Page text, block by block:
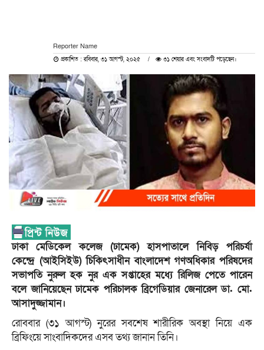
Reporter Name
প্রকাশিত : রবিবার, ৩১ আগস্ট, ২০২৫ ৩১ শেয়ার এবং সংবাদটি পড়েছেন।
ঢাকা মেডিকেল কলেজ (ঢামেক) হাসপাতালে নিবিড় পরিচর্যা
কেন্দ্রে (আইসিইউ) চিকিৎসাধীন বাংলাদেশ গণঅধিকার পরিষদের
সভাপতি নুরুল হক নুর এক সপ্তাহের মধ্যে রিলিজ পেতে পারেন
বলে জানিয়েছেন ঢামেক পরিচালক ব্রিগেডিয়ার জেনারেল ডা. মো.
আসাদুজ্জামান।
রোববার (৩১ আগস্ট) নুরের সবশেষ শারীরিক অবস্থা নিয়ে এক
ব্রিফিংয়ে সাংবাদিকদের এসব তথ্য জানান তিনি।